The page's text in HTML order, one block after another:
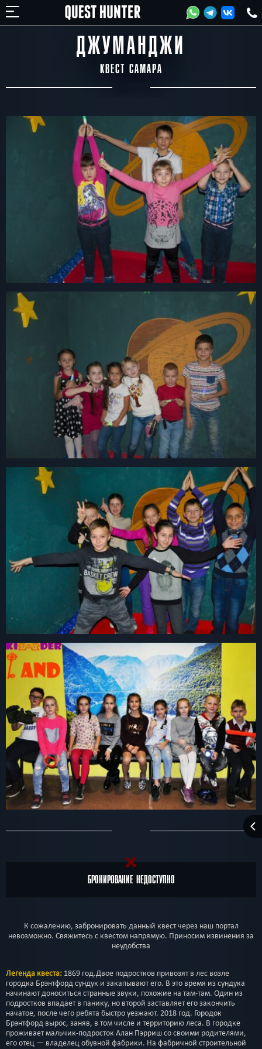
ДЖУМАНДЖИ
КВЕСТ САМАРА
БРОНИРОВАНИЕ НЕДОСТУПНО
К сожалению, забронировать данный квест через наш портал
невозможно. Свяжитесь с квестом напрямую. Приносим извинения за
неудобства
Легенда квеста: 1869 год.Двое подростков привозят в лес возле
городка Брэнтфорд сундук и закапывают его. В это время из сундука
начинают доноситься странные звуки, похожие на там-там. Один из
подростков впадает в панику, но второй заставляет его закончить
начатое, после чего ребята быстро уезжают. 2018 год. Городок
Брэнтфорд вырос, заняв, в том числе и территорию леса. В городке
проживает мальчик-подросток Алан Пэрриш со своими родителями,
его отец — владелец обувной фабрики. На фабричной строительной